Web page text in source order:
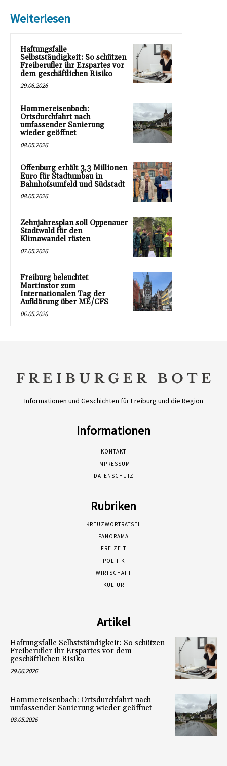
Weiterlesen
Haftungsfalle
Selbstständigkeit: So schützen
Freiberufler ihr Erspartes vor
dem geschäftlichen Risiko
29.06.2026
Hammereisenbach:
Ortsdurchfahrt nach
umfassender Sanierung
wieder geöffnet
08.05.2026
Offenburg erhält 3,3 Millionen
Euro für Stadtumbau in
Bahnhofsumfeld und Südstadt
08.05.2026
Zehnjahresplan soll Oppenauer
Stadtwald für den
Klimawandel rüsten
07.05.2026
Freiburg beleuchtet
Martinstor zum
Internationalen Tag der
Aufklärung über ME/CFS
06.05.2026
Informationen und Geschichten für Freiburg und die Region
Informationen
KONTAKT
IMPRESSUM
DATENSCHUTZ
Rubriken
KREUZWORTRÄTSEL
PANORAMA
FREIZEIT
POLITIK
WIRTSCHAFT
KULTUR
Artikel
Haftungsfalle Selbstständigkeit: So schützen
Freiberufler ihr Erspartes vor dem
geschäftlichen Risiko
29.06.2026
Hammereisenbach: Ortsdurchfahrt nach
umfassender Sanierung wieder geöffnet
08.05.2026